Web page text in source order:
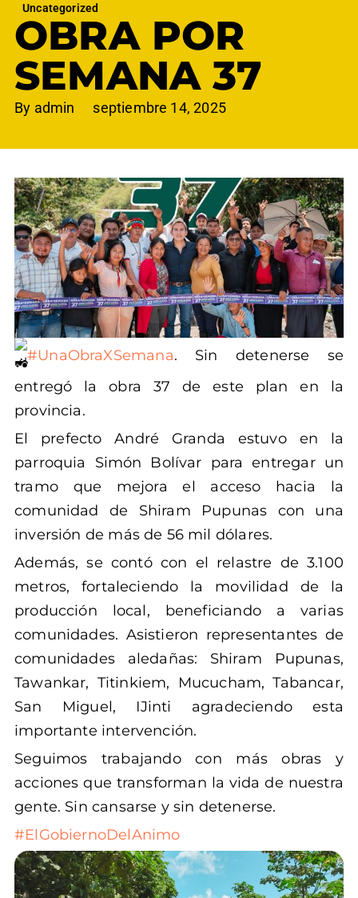
Uncategorized
OBRA POR
SEMANA 37
By admin septiembre 14, 2025
#UnaObraXSemana. Sin detenerse se
entregó la obra 37 de este plan en la
provincia.
El prefecto André Granda estuvo en la
parroquia Simón Bolívar para entregar un
tramo que mejora el acceso hacia la
comunidad de Shiram Pupunas con una
inversión de más de 56 mil dólares.
Además, se contó con el relastre de 3.100
metros, fortaleciendo la movilidad de la
producción local, beneficiando a varias
comunidades. Asistieron representantes de
comunidades aledañas: Shiram Pupunas,
Tawankar, Titinkiem, Mucucham, Tabancar,
San Miguel, IJinti agradeciendo esta
importante intervención.
Seguimos trabajando con más obras y
acciones que transforman la vida de nuestra
gente. Sin cansarse y sin detenerse.
#ElGobiernoDelAnimo